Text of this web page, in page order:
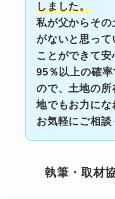
しました。
私が父からそ
がないと思っ
ことができて安
95％以上の確
ので、土地の
地でもお力にな
お気軽にご相談
執筆・取材